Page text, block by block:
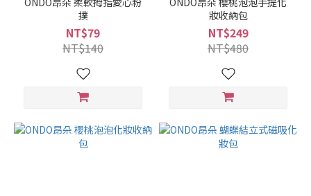
撲
NT$79
NT$140
妝收納包
NT$249
NT$480